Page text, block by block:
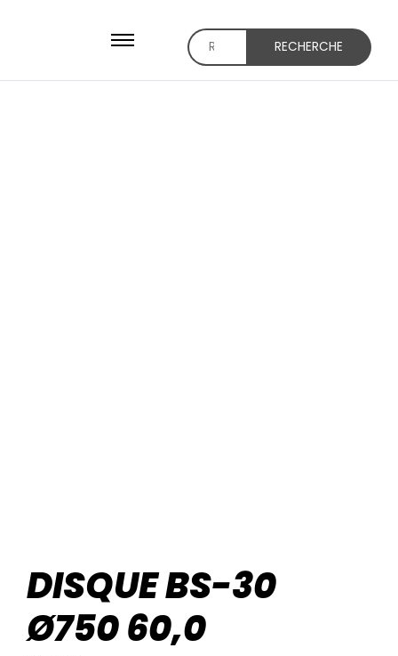
Recherche
RECHERCHE
DISQUE BS-30
Ø750 60,0